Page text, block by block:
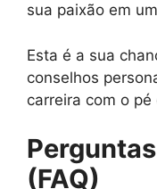
sua paixão em
Esta é a sua
conselhos
carreira com o pé
(FAQ)